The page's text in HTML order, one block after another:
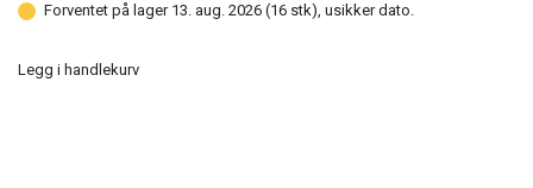
Forventet på lager 13. aug. 2026 (16 stk), usikker dato.
Legg i handlekurv